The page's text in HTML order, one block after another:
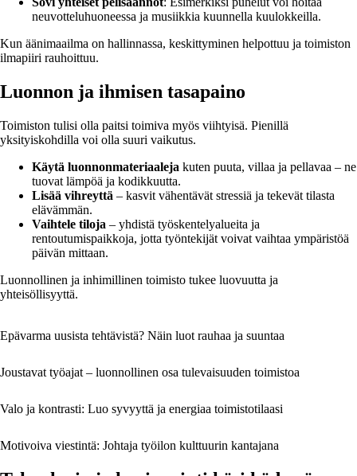
neuvotteluhuoneessa ja musiikkia kuunnella kuulokkeilla.
Kun äänimaailma on hallinnassa, keskittyminen helpottuu ja toimiston
ilmapiiri rauhoittuu.
Luonnon ja ihmisen tasapaino
Toimiston tulisi olla paitsi toimiva myös viihtyisä. Pienillä
yksityiskohdilla voi olla suuri vaikutus.
Käytä luonnonmateriaaleja kuten puuta, villaa ja pellavaa – ne
tuovat lämpöä ja kodikkuutta.
Lisää vihreyttä – kasvit vähentävät stressiä ja tekevät tilasta
elävämmän.
Vaihtele tiloja – yhdistä työskentelyalueita ja
rentoutumispaikkoja, jotta työntekijät voivat vaihtaa ympäristöä
päivän mittaan.
Luonnollinen ja inhimillinen toimisto tukee luovuutta ja
yhteisöllisyyttä.
Epävarma uusista tehtävistä? Näin luot rauhaa ja suuntaa
Joustavat työajat – luonnollinen osa tulevaisuuden toimistoa
Valo ja kontrasti: Luo syvyyttä ja energiaa toimistotilaasi
Motivoiva viestintä: Johtaja työilon kulttuurin kantajana